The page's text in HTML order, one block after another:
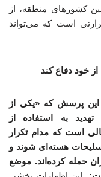
کشورهای منطقه، از
است که می‌تواند
خود دفاع کند
پرسش که «یکی از
به استفاده از
است که مدام تکرار
تسلیحات هسته‌ای شوند و
حمله کرده‌اند. موضع